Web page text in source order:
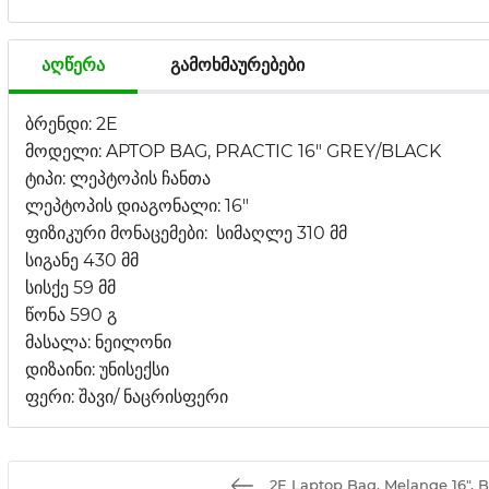
აღწერა გამოხმაურებები
ბრენდი: 2E
მოდელი: APTOP BAG, PRACTIC 16" GREY/BLACK
ტიპი: ლეპტოპის ჩანთა
ლეპტოპის დიაგონალი: 16"
ფიზიკური მონაცემები: სიმაღლე 310 მმ
სიგანე 430 მმ
სისქე 59 მმ
წონა 590 გ
მასალა: ნეილონი
დიზაინი: უნისექსი
ფერი: შავი/ ნაცრისფერი
2E Laptop Bag, Melange 16",